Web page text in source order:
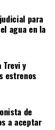
para
agua en la
Trevi y
estrenos
de
a aceptar